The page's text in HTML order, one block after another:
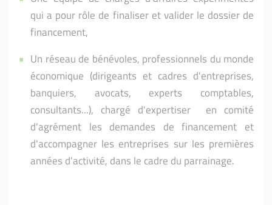
qui a pour rôle de finaliser et valider le dossier de
financement,
Un réseau de bénévoles, professionnels du monde
économique (dirigeants et cadres d'entreprises,
banquiers, avocats, experts comptables,
consultants...), chargé d'expertiser en comité
d'agrément les demandes de financement et
d'accompagner les entreprises sur les premières
années d'activité, dans le cadre du parrainage.